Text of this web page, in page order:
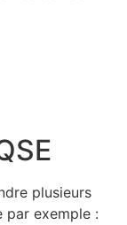
plusieurs
par exemple :